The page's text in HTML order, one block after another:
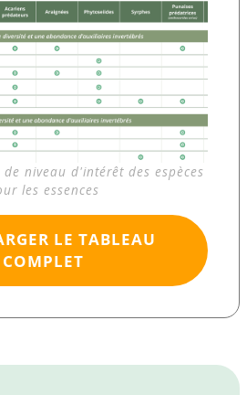
niveau d'intérêt des espèces
les essences
LE TABLEAU
COMPLET